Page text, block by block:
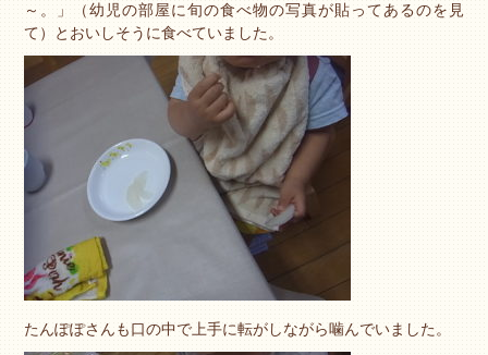
～。」（幼児の部屋に旬の食べ物の写真が貼ってあるのを見
て）とおいしそうに食べていました。
たんぽぽさんも口の中で上手に転がしながら噛んでいました。